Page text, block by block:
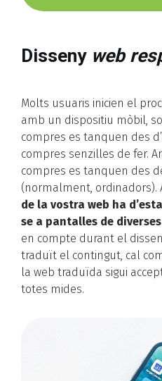
Disseny web
Molts usuaris inicien el
amb un dispositiu mòbil,
compres es tanquen des
compres senzilles de fer.
compres es tanquen des
(normalment, ordinadors).
de la vostra web ha
se a pantalles de
en compte durant el
traduït el contingut, cal
la web traduïda sigui
totes mides.